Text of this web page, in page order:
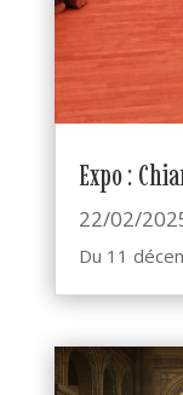
Expo :
22/02/
Du 11